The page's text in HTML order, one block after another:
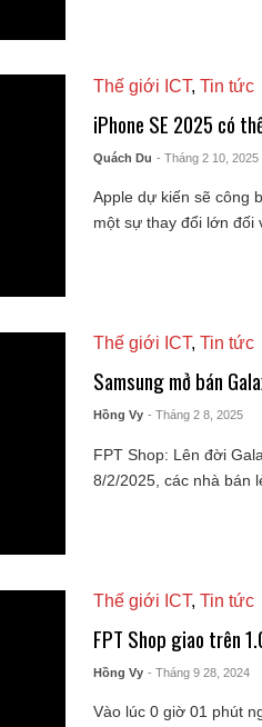
Thế giới ICT, Tin tức
iPhone SE 2025 có
Quách Du - Tháng 2 10, 2025
Apple dự kiến ​​sẽ công
một sự thay đổi lớn đối
Thế giới ICT, Tin tức
Samsung mở bán
Hồng Vy - Tháng 2 8, 2025
FPT Shop: Lên đời
8/2/2025, các nhà bán
Thế giới ICT, Tin tức
FPT Shop giao trên
Hồng Vy - Tháng 9 28, 2024
Vào lúc 0 giờ 01 phút